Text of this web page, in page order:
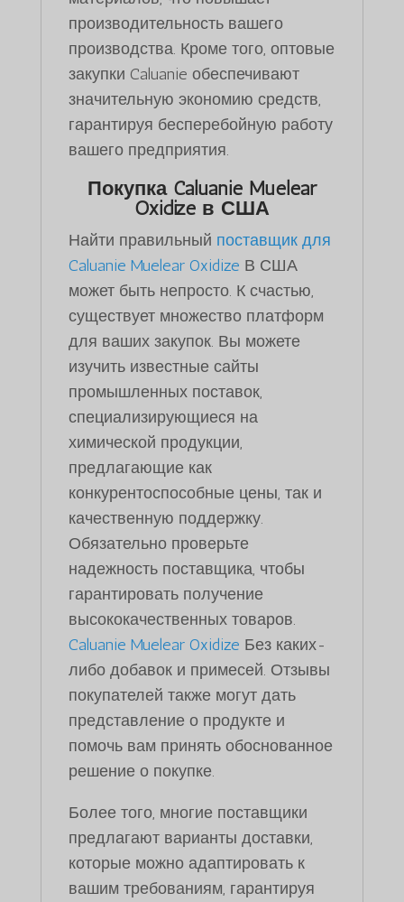
производительность вашего
производства. Кроме того, оптовые
закупки Caluanie обеспечивают
значительную экономию средств,
гарантируя бесперебойную работу
вашего предприятия.
Покупка Caluanie Muelear
Oxidizeв США
Найти правильный поставщик для
Caluanie Muelear Oxidize В США
может быть непросто. К счастью,
существует множество платформ
для ваших закупок. Вы можете
изучить известные сайты
промышленных поставок,
специализирующиеся на
химической продукции,
предлагающие как
конкурентоспособные цены, так и
качественную поддержку.
Обязательно проверьте
надежность поставщика, чтобы
гарантировать получение
высококачественных товаров.
Caluanie Muelear Oxidize Без каких-
либо добавок и примесей. Отзывы
покупателей также могут дать
представление о продукте и
помочь вам принять обоснованное
решение о покупке.
Более того, многие поставщики
предлагают варианты доставки,
которые можно адаптировать к
вашим требованиям, гарантируя